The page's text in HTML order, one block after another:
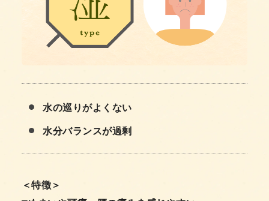
水の巡りがよくない
水分バランスが過剰
＜特徴＞